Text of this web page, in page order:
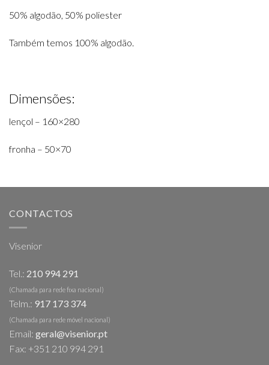
50% algodão, 50% poliester
Também temos 100% algodão.
Dimensões:
lençol – 160×280
fronha – 50×70
CONTACTOS
Visenior
Tel.: 210 994 291
(Chamada para rede fixa nacional)
Telm.: 917 173 374
(Chamada para rede móvel nacional)
Email: geral@visenior.pt
Fax: +351 210 994 291